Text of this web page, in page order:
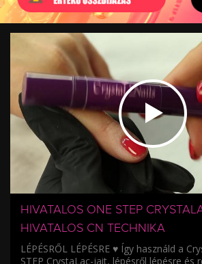
HIVATALOS ONE STEP
HIVATALOS CN TECHNIKA
LÉPÉSRŐL LÉPÉSRE ♥ Így használd a
STEP CrystaLac-jait, lépésről lépésre és